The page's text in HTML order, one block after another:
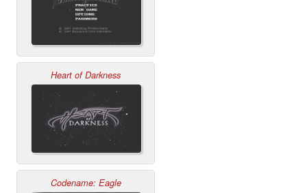
Heart of Darkness
Codename: Eagle